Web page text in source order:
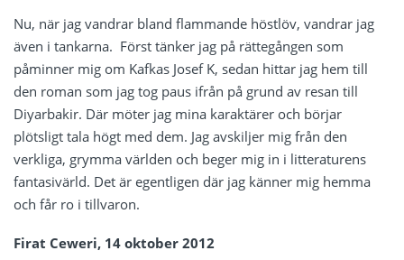
Nu, när jag vandrar bland flammande höstlöv, vandrar jag
även i tankarna. Först tänker jag på rättegången som
påminner mig om Kafkas Josef K, sedan hittar jag hem till
den roman som jag tog paus ifrån på grund av resan till
Diyarbakir. Där möter jag mina karaktärer och börjar
plötsligt tala högt med dem. Jag avskiljer mig från den
verkliga, grymma världen och beger mig in i litteraturens
fantasivärld. Det är egentligen där jag känner mig hemma
och får ro i tillvaron.
Firat Ceweri, 14 oktober 2012